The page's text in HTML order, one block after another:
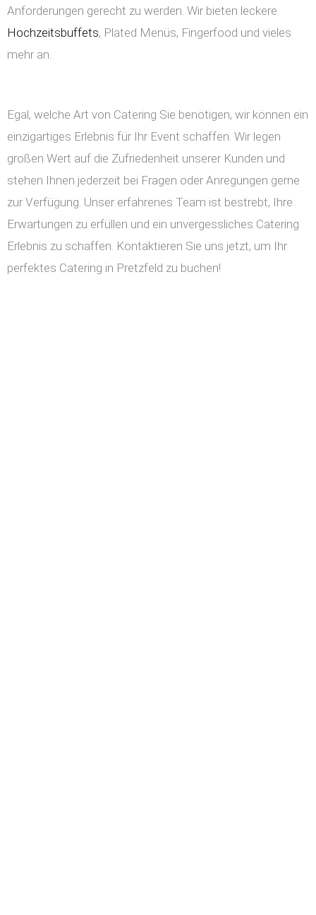
Anforderungen gerecht zu werden. Wir bieten leckere
Hochzeitsbuffets, Plated Menüs, Fingerfood und vieles
mehr an.
Egal, welche Art von Catering Sie benötigen, wir können ein
einzigartiges Erlebnis für Ihr Event schaffen. Wir legen
großen Wert auf die Zufriedenheit unserer Kunden und
stehen Ihnen jederzeit bei Fragen oder Anregungen gerne
zur Verfügung. Unser erfahrenes Team ist bestrebt, Ihre
Erwartungen zu erfüllen und ein unvergessliches Catering
Erlebnis zu schaffen. Kontaktieren Sie uns jetzt, um Ihr
perfektes Catering in Pretzfeld zu buchen!